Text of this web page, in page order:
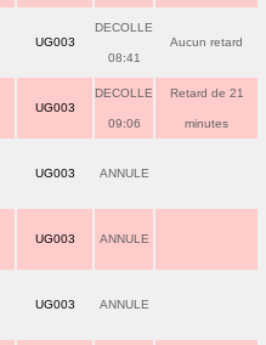
UG003
DECOLLE
08:41
Aucun retard
UG003
DECOLLE
09:06
Retard de 21
minutes
UG003 ANNULE
UG003 ANNULE
UG003 ANNULE